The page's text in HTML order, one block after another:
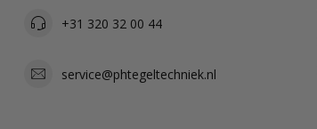
+31 320 32 00 44
service@phtegeltechniek.nl